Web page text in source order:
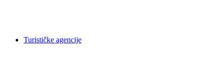
Turističke agencije